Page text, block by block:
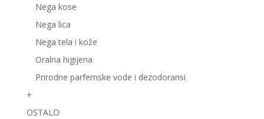
Nega kose
Nega lica
Nega tela i kože
Oralna higijena
Prirodne parfemske vode i dezodoransi
+
OSTALO